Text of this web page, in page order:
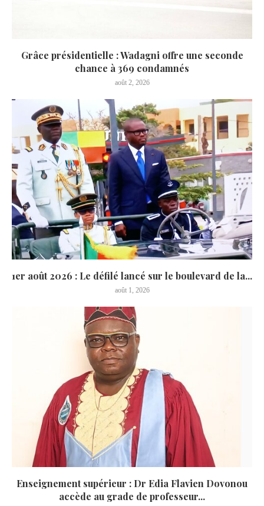
Grâce présidentielle : Wadagni offre une seconde
chance à 369 condamnés
août 2, 2026
1er août 2026 : Le défilé lancé sur le boulevard de la...
août 1, 2026
Enseignement supérieur : Dr Edia Flavien Dovonou
accède au grade de professeur...